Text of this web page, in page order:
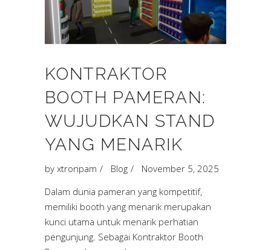
KONTRAKTOR
BOOTH PAMERAN:
WUJUDKAN STAND
YANG MENARIK
by xtronpam Blog
November 5, 2025
Dalam dunia pameran yang kompetitif,
memiliki booth yang menarik merupakan
kunci utama untuk menarik perhatian
pengunjung. Sebagai Kontraktor Booth